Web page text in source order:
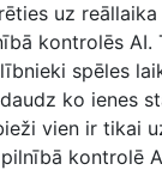
uz
kontrolēs AI.
spēles
ko ienes
vien ir tikai
kontrolē